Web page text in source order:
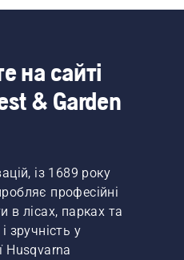
на сайті
& Garden
із 1689 року
професійні
в лісах, парках та
зручність у
Husqvarna